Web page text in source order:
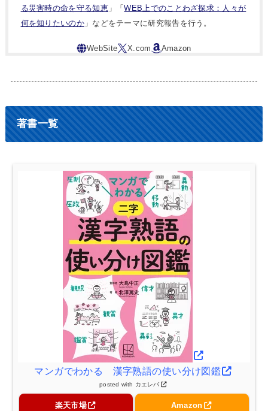
る災害時の命を守る知恵」「WEB上でのことわざ探求：人々が
何を知りたいのか」などをテーマに研究報告を行う。
著書一覧
マンガでわかる 漢字熟語の使い分け図鑑
posted with カエレバ
楽天市場 Amazon